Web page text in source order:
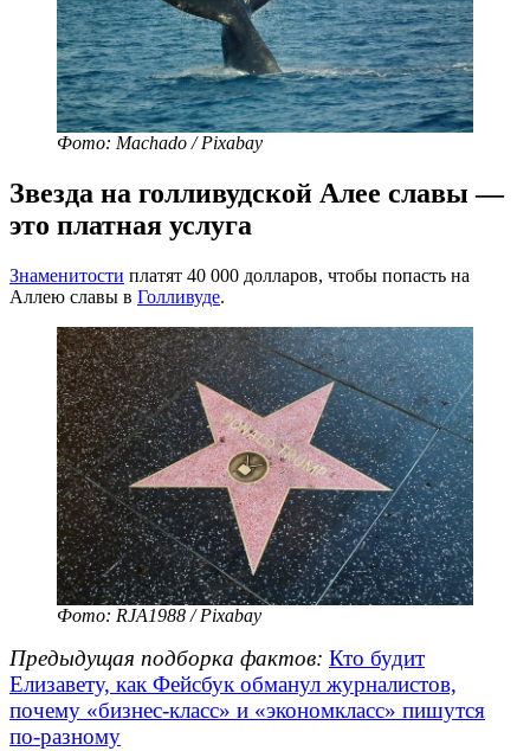
Фото: Machado / Pixabay
Звезда на голливудской Алее славы —
это платная услуга
Знаменитости платят 40 000 долларов, чтобы попасть на
Аллею славы в Голливуде.
Фото: RJA1988 / Pixabay
Предыдущая подборка фактов: Кто будит
Елизавету, как Фейсбук обманул журналистов,
почему «бизнес-класс» и «экономкласс» пишутся
по-разному